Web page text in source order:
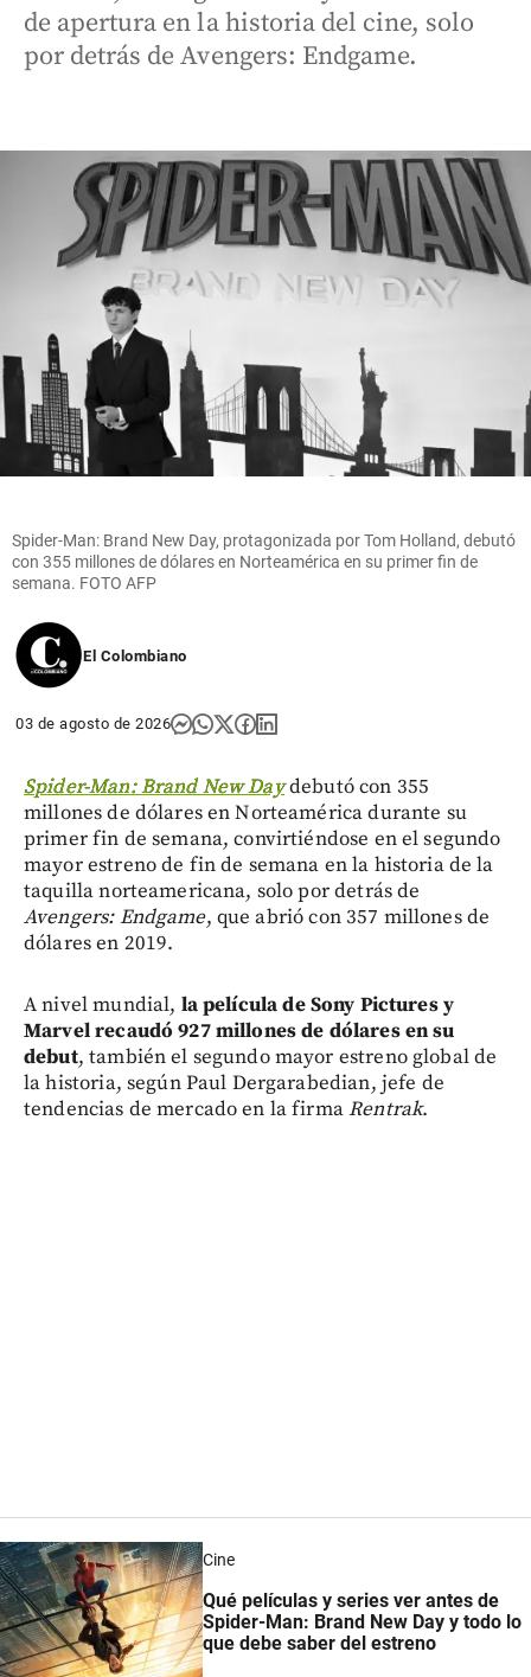
de apertura en la historia del cine, solo
por detrás de Avengers: Endgame.
Spider-Man: Brand New Day, protagonizada por Tom Holland, debutó
con 355 millones de dólares en Norteamérica en su primer fin de
semana. FOTO AFP
El Colombiano
03 de agosto de 2026
Spider-Man: Brand New Daydebutó con 355
millones de dólares en Norteamérica durante su
primer fin de semana, convirtiéndose en el segundo
mayor estreno de fin de semana en la historia de la
taquilla norteamericana, solo por detrás de
Avengers: Endgame, que abrió con 357 millones de
dólares en 2019.
A nivel mundial, la película de Sony Pictures y
Marvel recaudó 927 millones de dólares en su
debut, también el segundo mayor estreno global de
la historia, según Paul Dergarabedian, jefe de
tendencias de mercado en la firmaRentrak.
Cine
Qué películas y series ver antes de
Spider-Man: Brand New Day y todo lo
que debe saber del estreno